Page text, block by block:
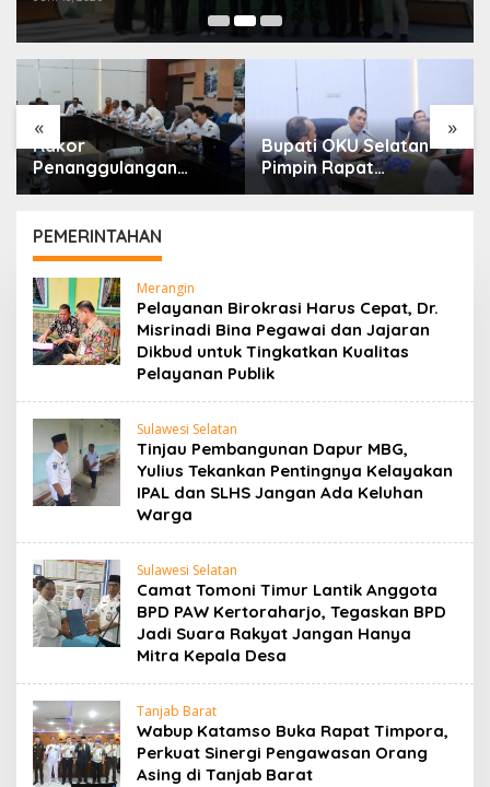
« »
Rakor
Penanggulangan
Kemiskinan Dan
Rumah, Pemkab OKU
Selatan Perkuat
Kolaborasi Dengan
Pemprov Sumsel
Bupati OKU Selatan
Pimpin Rapat
Koordinasi Verifikasi
PEMERINTAHAN
Merangin
Pelayanan Birokrasi Harus Cepat, Dr.
Misrinadi Bina Pegawai dan Jajaran
Dikbud untuk Tingkatkan Kualitas
Pelayanan Publik
Sulawesi Selatan
Tinjau Pembangunan Dapur MBG,
Yulius Tekankan Pentingnya Kelayakan
IPAL dan SLHS Jangan Ada Keluhan
Warga
Sulawesi Selatan
Camat Tomoni Timur Lantik Anggota
BPD PAW Kertoraharjo, Tegaskan BPD
Jadi Suara Rakyat Jangan Hanya
Mitra Kepala Desa
Tanjab Barat
Wabup Katamso Buka Rapat Timpora,
Perkuat Sinergi Pengawasan Orang
Asing di Tanjab Barat